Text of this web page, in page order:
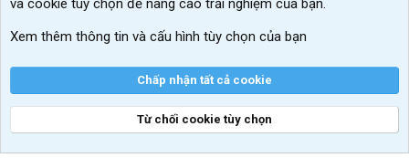
VIP add-ons Xenforo
Khuyến mãi và tài trợ
và cookie tùy chọn để nâng cao trải nghiệm của bạn.
Xem thêm thông tin và cấu hình tùy chọn của bạn
Chấp nhận tất cả cookie
Từ chối cookie tùy chọn